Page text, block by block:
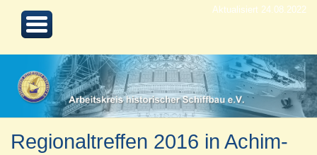
Aktualisiert 24.08.2022
Regionaltreffen 2016 in Achim-